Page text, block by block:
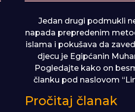
Jedan drugi podmukli
napada prepredenim
islama i pokušava da
djecu je Egipćanin
Pogledajte kako on
članku pod naslovom
Pročitaj članak